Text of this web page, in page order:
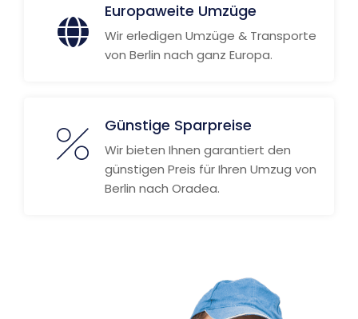
Europaweite Umzüge
Wir erledigen Umzüge & Transporte
von Berlin nach ganz Europa.
Günstige Sparpreise
Wir bieten Ihnen garantiert den
günstigen Preis für Ihren Umzug von
Berlin nach Oradea.